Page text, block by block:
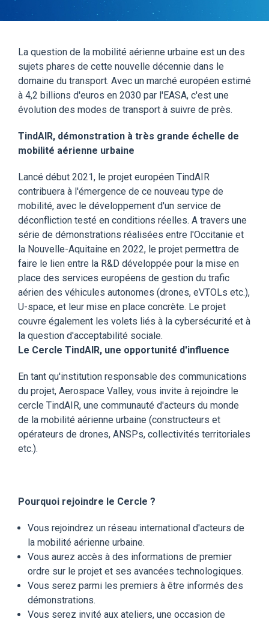
La question de la mobilité aérienne urbaine est un des
sujets phares de cette nouvelle décennie dans le
domaine du transport. Avec un marché européen estimé
à 4,2 billions d'euros en 2030 par l'EASA, c'est une
évolution des modes de transport à suivre de près.
TindAIR, démonstration à très grande échelle de
mobilité aérienne urbaine
Lancé début 2021, le projet européen TindAIR
contribuera à l'émergence de ce nouveau type de
mobilité, avec le développement d'un service de
déconfliction testé en conditions réelles. A travers une
série de démonstrations réalisées entre l'Occitanie et
la Nouvelle-Aquitaine en 2022, le projet permettra de
faire le lien entre la R&D développée pour la mise en
place des services européens de gestion du trafic
aérien des véhicules autonomes (drones, eVTOLs etc.),
U-space, et leur mise en place concrète. Le projet
couvre également les volets liés à la cybersécurité et à
la question d'acceptabilité sociale.
Le Cercle TindAIR, une opportunité d'influence
En tant qu'institution responsable des communications
du projet, Aerospace Valley, vous invite à rejoindre le
cercle TindAIR, une communauté d'acteurs du monde
de la mobilité aérienne urbaine (constructeurs et
opérateurs de drones, ANSPs, collectivités territoriales
etc.).
Pourquoi rejoindre le Cercle ?
Vous rejoindrez un réseau international d'acteurs de
la mobilité aérienne urbaine.
Vous aurez accès à des informations de premier
ordre sur le projet et ses avancées technologiques.
Vous serez parmi les premiers à être informés des
démonstrations.
Vous serez invité aux ateliers, une occasion de